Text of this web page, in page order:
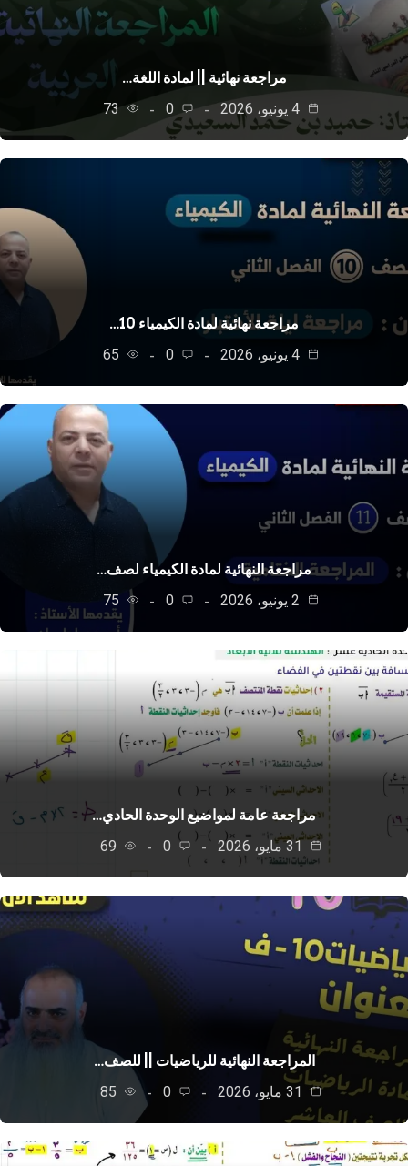
مراجعة نهائية || لمادة اللغة…
0
73
مراجعة نهائية لمادة الكيمياء 10…
0
65
مراجعة النهائية لمادة الكيمياء لصف…
0
75
مراجعة عامة لمواضيع الوحدة الحادي…
0
69
المراجعة النهائية للرياضيات || للصف…
31 مايو، 2026
0
85